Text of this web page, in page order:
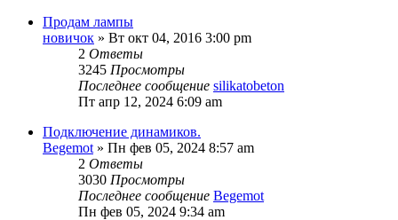
Продам лампы
новичок » Вт окт 04, 2016 3:00 pm
2 Ответы
3245 Просмотры
Последнее сообщение silikatobeton
Пт апр 12, 2024 6:09 am
Подключение динамиков.
Begemot » Пн фев 05, 2024 8:57 am
2 Ответы
3030 Просмотры
Последнее сообщение Begemot
Пн фев 05, 2024 9:34 am